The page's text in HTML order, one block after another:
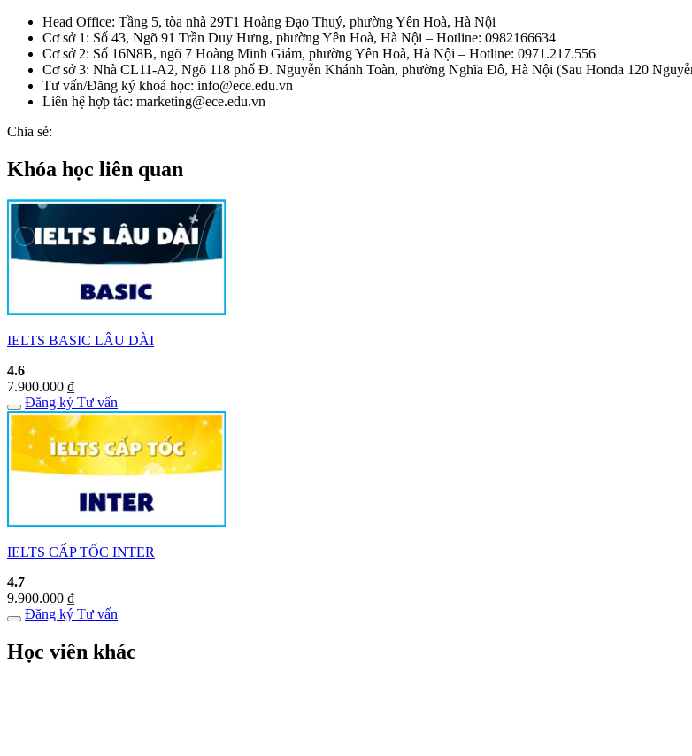
Head Office: Tầng 5, tòa nhà 29T1 Hoàng Đạo Thuý, phường Yên Hoà, Hà Nội
Cơ sở 1: Số 43, Ngõ 91 Trần Duy Hưng, phường Yên Hoà, Hà Nội – Hotline: 0982166634
Cơ sở 2: Số 16N8B, ngõ 7 Hoàng Minh Giám, phường Yên Hoà, Hà Nội – Hotline: 0971.217.556
Cơ sở 3: Nhà CL11-A2, Ngõ 118 phố Đ. Nguyễn Khánh Toàn, phường Nghĩa Đô, Hà Nội (Sau Honda 120
Tư vấn/Đăng ký khoá học: info@ece.edu.vn
Liên hệ hợp tác: marketing@ece.edu.vn
Chia sẻ:
Khóa học liên quan
IELTS BASIC LÂU DÀI
4.6
7.900.000 ₫
Đăng ký Tư vấn
IELTS CẤP TỐC INTER
4.7
9.900.000 ₫
Đăng ký Tư vấn
Học viên khác